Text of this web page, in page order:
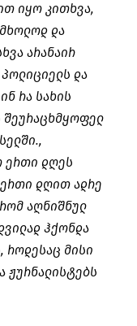
იყო კითხვა,
და
არანაირ
პოლიციელს და
რა სახის
შეურაცხმყოფელ
ერთი დღეს
დღით ადრე
აღნიშნულ
ჰქონდა
როდესაც მისი
ჟურნალისტებს